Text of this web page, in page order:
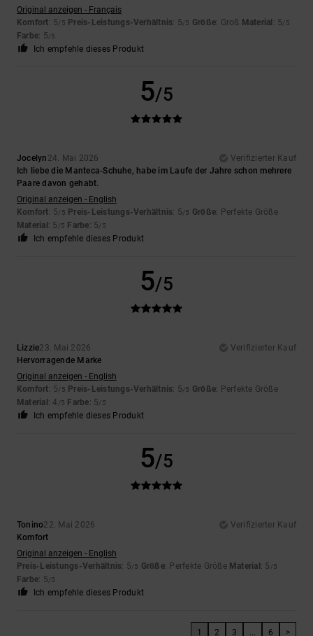
Original anzeigen - Français
Komfort: 5/5 Preis-Leistungs-Verhältnis: 5/5 Größe: Groß Material : 5/5
Farbe: 5/5
Ich empfehle dieses Produkt
5/5
Jocelyn 24. Mai 2026
Verifizierter Kauf
Ich liebe die Manteca-Schuhe, habe im Laufe der Jahre schon mehrere
Paare davon gehabt.
Original anzeigen - English
Komfort: 5/5 Preis-Leistungs-Verhältnis: 5/5 Größe: Perfekte Größe
Material: 5 /5 Farbe: 5/5
Ich empfehle dieses Produkt
5/5
Lizzie23. Mai 2026
Verifizierter Kauf
Hervorragende Marke
Original anzeigen - English
Komfort: 5/5 Preis-Leistungs-Verhältnis: 5/5 Größe: Perfekte Größe
Material: 4 /5 Farbe: 5/5
Ich empfehle dieses Produkt
5/5
Tonino22. Mai 2026
Verifizierter Kauf
Komfort
Original anzeigen - English
Preis-Leistungs-Verhältnis: 5/5 Größe: Perfekte Größe Material: 5 /5
Farbe: 5/5
Ich empfehle dieses Produkt
1 2 3 ... 6 >